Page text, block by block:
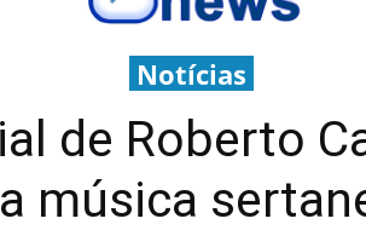
Notícias
de Roberto
música